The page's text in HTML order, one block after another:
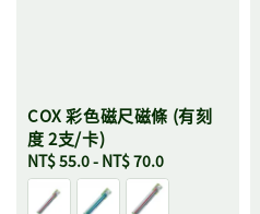
COX 彩色磁尺磁條 (有刻
度 2支/卡)
Regular
price
NT$ 55.0- NT$ 70.0